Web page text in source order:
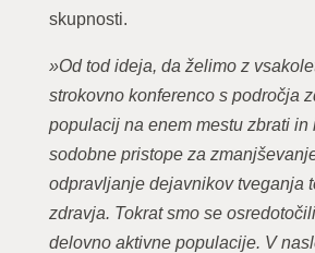
skupnosti.
»Od tod ideja, da želimo z
strokovno konferenco s področja
populacij na enem mestu zbrati in
sodobne pristope za
odpravljanje dejavnikov tveganja
zdravja. Tokrat smo se
delovno aktivne populacije. V